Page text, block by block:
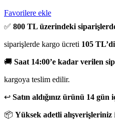
Favorilere ekle
✅ 800 TL üzerindeki
siparişlerde kargo ücreti 105
🚚 Saat 14:00’e kadar verilen
kargoya teslim edilir.
↩️ Satın aldığınız ürünü 14
📦 Yüksek adetli alışverişleriniz